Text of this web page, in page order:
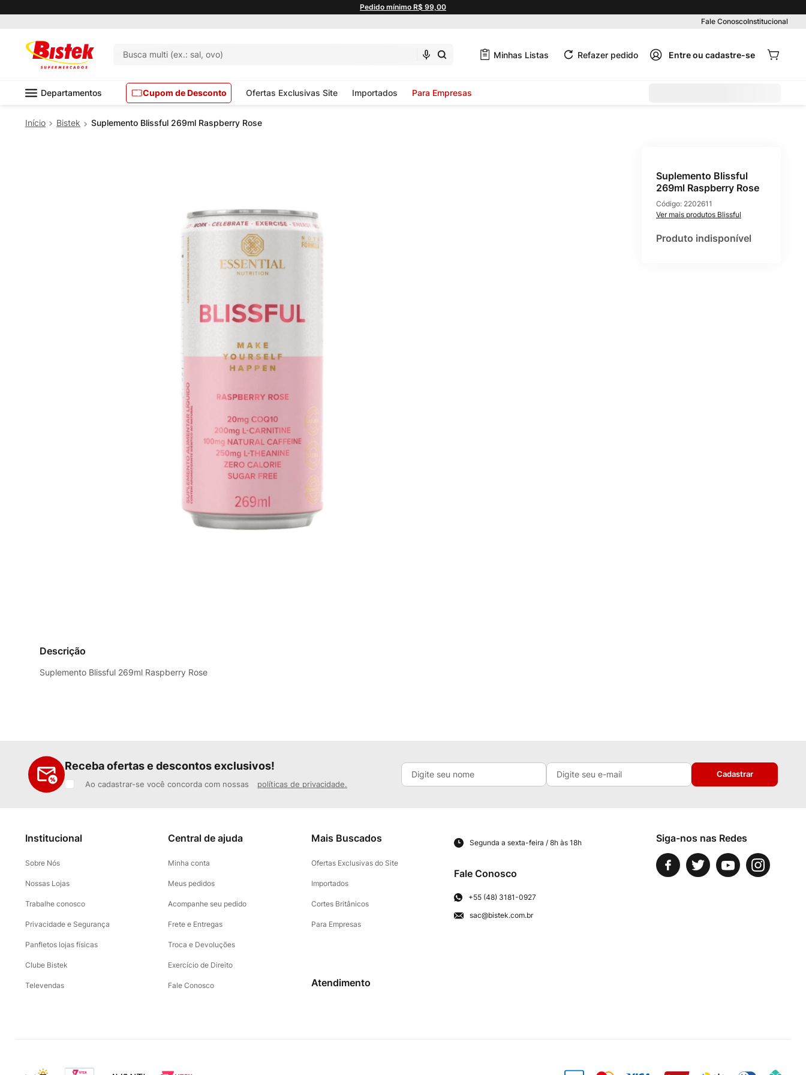
Pedido mínimo R$ 99,00
Fale ConoscoInstitucional
Busca multi (ex.: sal, ovo) Minhas Listas Refazer pedido
Departamentos Cupom de Desconto Ofertas Exclusivas Site Importados Para Empresas
Bistek Suplemento Blissful 269ml Raspberry Rose
Suplemento Blissful
269ml Raspberry Rose
Código: 2202611
Blissful
Produto indisponível
Descrição
Suplemento Blissful 269ml Raspberry Rose
Receba ofertas e descontos exclusivos!
Ao cadastrar-se você concorda com nossas políticas de privacidade.
Cadastrar
Institucional
Sobre Nós
Nossas Lojas
Trabalhe conosco
Privacidade e Segurança
Panfletos lojas físicas
Clube Bistek
Televendas
Central de ajuda
Minha conta
Meus pedidos
Acompanhe seu pedido
Frete e Entregas
Troca e Devoluções
Exercício de Direito
Fale Conosco
Mais Buscados
Ofertas Exclusivas do Site
Importados
Cortes Britânicos
Para Empresas
Atendimento
Segunda a sexta-feira / 8h às 18h
Fale Conosco
+55 (48) 3181-0927
sac@bistek.com.br
Siga-nos nas Redes